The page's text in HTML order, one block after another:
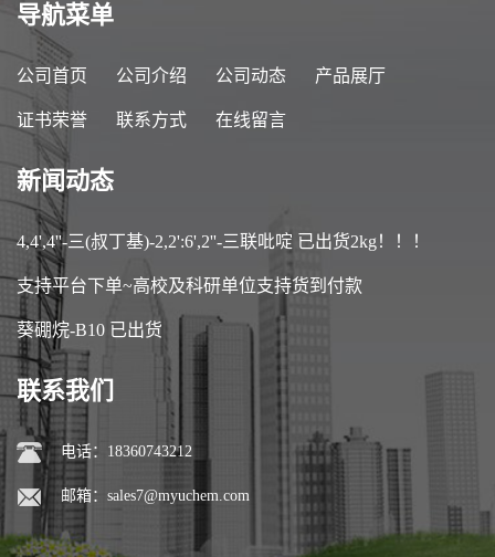
导航菜单
公司首页 公司介绍 公司动态 产品展厅
证书荣誉 联系方式 在线留言
新闻动态
4,4',4''-三(叔丁基)-2,2':6',2''-三联吡啶 已出货2kg！！！
支持平台下单~高校及科研单位支持货到付款
葵硼烷-B10 已出货
联系我们
电话：18360743212
邮箱： sales7@myuchem.com